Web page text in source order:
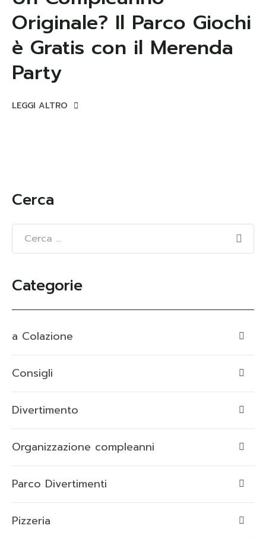
Originale? Il Parco Giochi
è Gratis con il Merenda
Party
LEGGI ALTRO
Cerca
Categorie
a Colazione
Consigli
Divertimento
Organizzazione compleanni
Parco Divertimenti
Pizzeria